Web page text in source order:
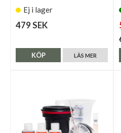
Ej i lager
479 SEK
LÄS MER
KÖP